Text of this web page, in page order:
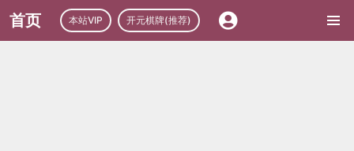
首页 本站VIP 开元棋牌(推荐)